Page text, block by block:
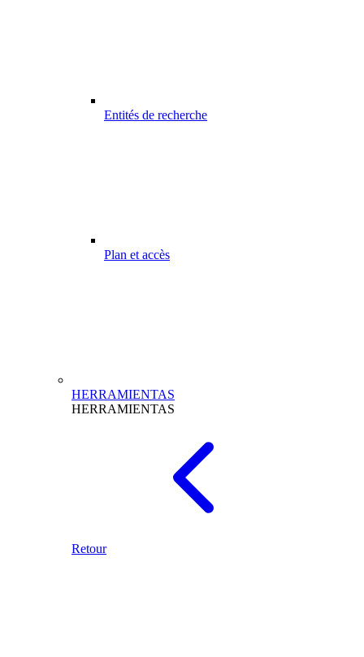
Entités de recherche
Plan et accès
HERRAMIENTAS
HERRAMIENTAS
Retour